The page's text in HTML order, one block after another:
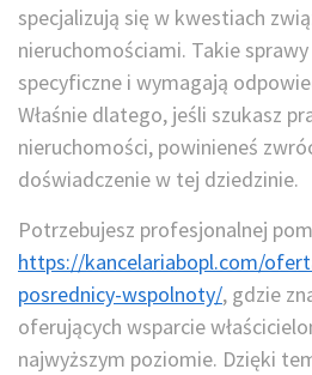
specjalizują się w kwestiach
nieruchomościami. Takie
specyficzne i wymagają
Właśnie dlatego, jeśli szukasz
nieruchomości, powinieneś
doświadczenie w tej dziedzinie.
Potrzebujesz profesjonalnej
https://kancelariabopl.com/
posrednicy-wspolnoty/, gdzie
oferujących wsparcie
najwyższym poziomie. Dzięki